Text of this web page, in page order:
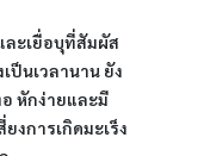
ละเยื่อบุที่สัมผัส
ป็นเวลานาน ยัง
อ หักง่ายและมี
งการเกิดมะเร็ง